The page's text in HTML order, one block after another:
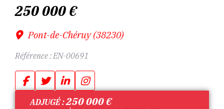
250 000€
Pont-de-Chéruy (38230)
ADJUGÉ :250 000€
Référence :EN-00691